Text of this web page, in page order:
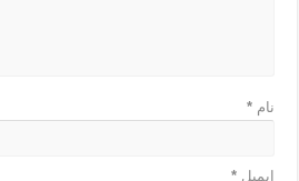
نام*
ایمیل*